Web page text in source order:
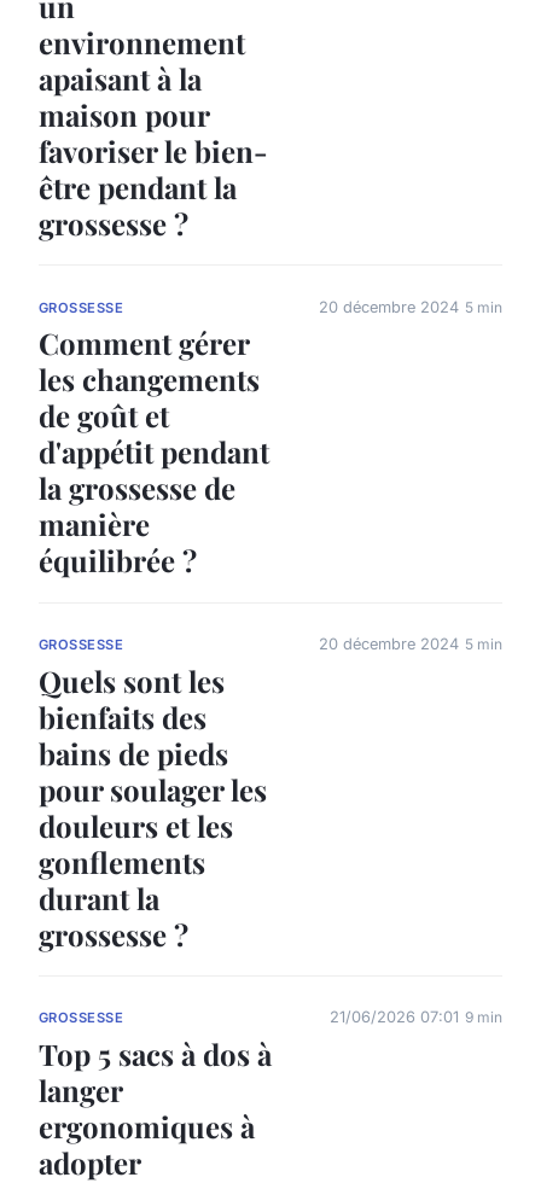
environnement
apaisant à la
maison pour
favoriser le bien-
être pendant la
grossesse ?
GROSSESSE
Comment gérer
les changements
de goût et
d'appétit pendant
la grossesse de
manière
équilibrée ?
20 décembre 2024 5 min
GROSSESSE
Quels sont les
bienfaits des
bains de pieds
pour soulager les
douleurs et les
gonflements
durant la
grossesse ?
20 décembre 2024 5 min
GROSSESSE
Top 5 sacs à dos à
langer
ergonomiques à
adopter
21/06/2026 07:01 9 min